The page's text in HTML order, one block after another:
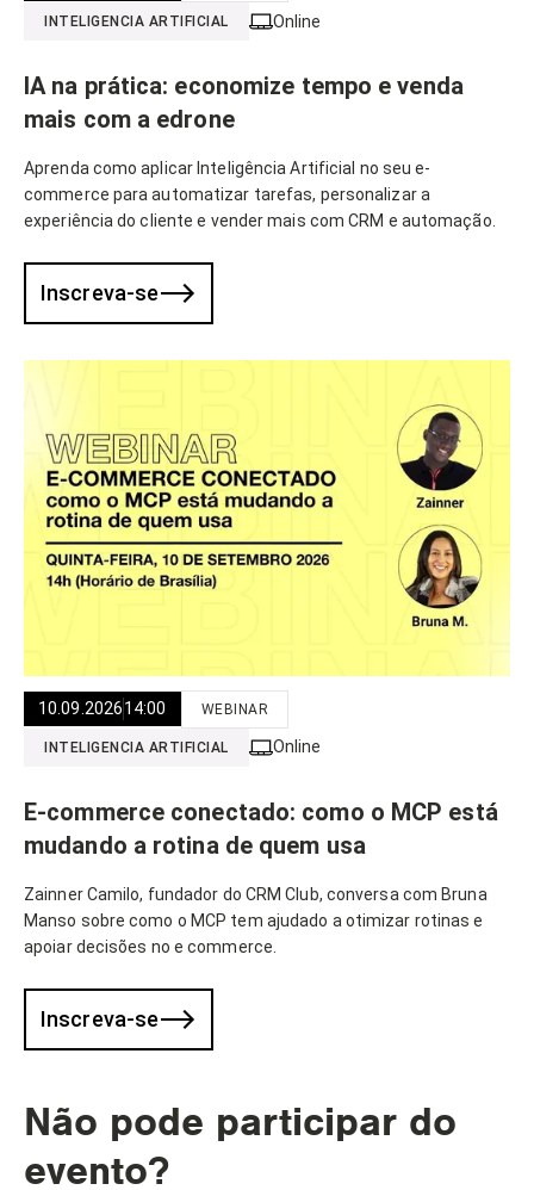
INTELIGENCIA ARTIFICIAL Online
IA na prática: economize tempo e venda
mais com a edrone
Aprenda como aplicar Inteligência Artificial no seu e-
commerce para automatizar tarefas, personalizar a
experiência do cliente e vender mais com CRM e automação.
Inscreva-se
10.09.202614:00 WEBINAR
INTELIGENCIA ARTIFICIAL Online
E-commerce conectado: como o MCP está
mudando a rotina de quem usa
Zainner Camilo, fundador do CRM Club, conversa com Bruna
Manso sobre como o MCP tem ajudado a otimizar rotinas e
apoiar decisões no e commerce.
Inscreva-se
Não pode participar do
evento?